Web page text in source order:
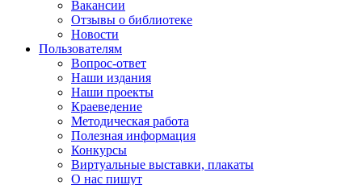
Вакансии
Отзывы о библиотеке
Новости
Пользователям
Вопрос-ответ
Наши издания
Наши проекты
Краеведение
Методическая работа
Полезная информация
Конкурсы
Виртуальные выставки, плакаты
О нас пишут